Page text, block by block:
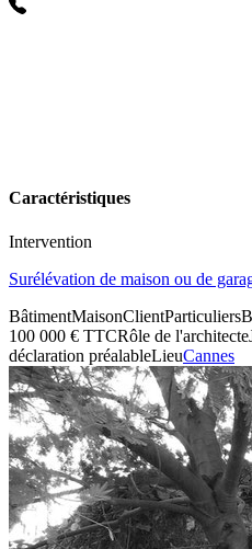
Caractéristiques
Intervention
Surélévation de maison ou de
BâtimentMaisonClientParticuliers
100 000 € TTCRôle de l'architecte
déclaration préalableLieuCannes